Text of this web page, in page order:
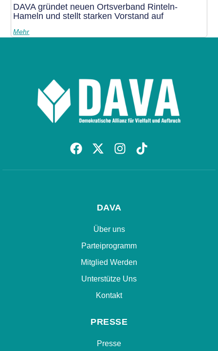
DAVA gründet neuen Ortsverband Rinteln-
Hameln und stellt starken Vorstand auf
Mehr
DAVA
Über uns
Parteiprogramm
Mitglied Werden
Unterstütze Uns
Kontakt
PRESSE
Presse